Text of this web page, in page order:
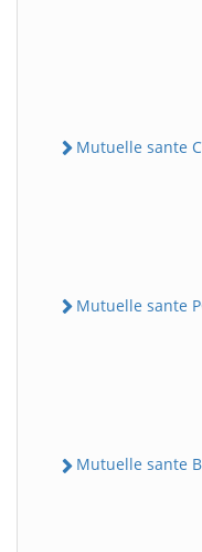
Mutuelle sante
Mutuelle sante
Mutuelle sante